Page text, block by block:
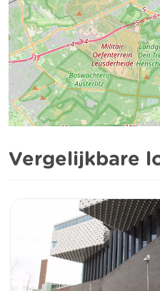
Vergelijkbare